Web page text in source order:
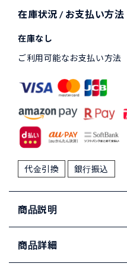
在庫状況 / お支払い方法
在庫なし
ご利用可能なお支払い方法
代金引換 銀行振込
商品説明
商品詳細